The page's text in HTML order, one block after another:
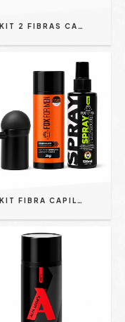
KIT 2 FIBRAS CAPILARES C/ APLICADOR E SPRAY FIXADOR - FOX FOR MEN
KIT FIBRA CAPILAR CASTANHO 25G PARA CALVÍCIE + SPRAY FIXADOR 120ML RESISTENTE À ÁGUA + APLICADOR